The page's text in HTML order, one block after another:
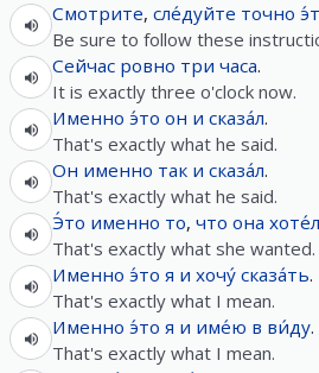
Смотрите, сле́дуйте точно
Be sure to follow these
Сейчас ровно три часа.
It is exactly three o'clock now.
Именно э́то он и сказа́л.
That's exactly what he said.
Он именно так и сказа́л.
That's exactly what he said.
Э́то именно то, что она
That's exactly what she wanted.
Именно э́то я и хочу́ сказа́ть.
That's exactly what I mean.
Именно э́то я и име́ю в ви́ду.
That's exactly what I mean.